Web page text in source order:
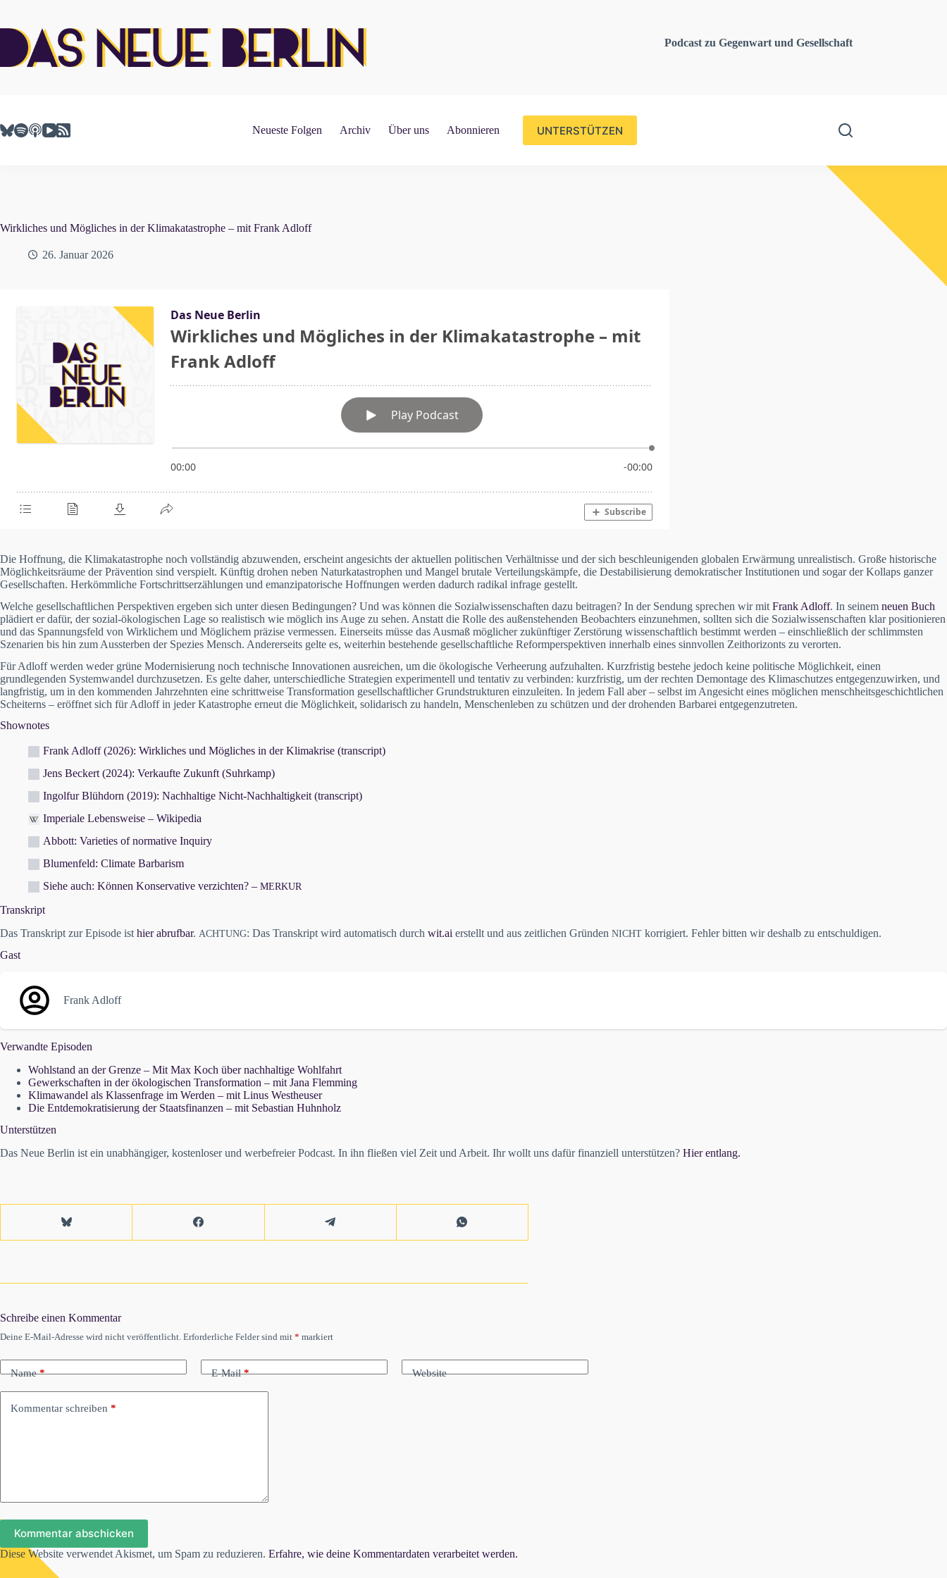
springen
Podcast zu Gegenwart und Gesellschaft
Neueste Folgen Archiv Über uns Abonnieren UNTERSTÜTZEN
Wirkliches und Mögliches in der Klimakatastrophe – mit Frank Adloff
26. Januar 2026
Die Hoffnung, die Klimakatastrophe noch vollständig abzuwenden, erscheint angesichts der aktuellen politischen Verhältnisse und der sich beschleunigenden globalen Erwärmung unrealistisch. Große historische
Möglichkeitsräume der Prävention sind verspielt. Künftig drohen neben Naturkatastrophen und Mangel brutale Verteilungskämpfe, die Destabilisierung demokratischer Institutionen und sogar der Kollaps ganzer
Gesellschaften. Herkömmliche Fortschrittserzählungen und emanzipatorische Hoffnungen werden dadurch radikal infrage gestellt.
Welche gesellschaftlichen Perspektiven ergeben sich unter diesen Bedingungen? Und was können die Sozialwissenschaften dazu beitragen? In der Sendung sprechen wir mit Frank Adloff. In seinem neuen Buch
plädiert er dafür, der sozial-ökologischen Lage so realistisch wie möglich ins Auge zu sehen. Anstatt die Rolle des außenstehenden Beobachters einzunehmen, sollten sich die Sozialwissenschaften klar positionieren
und das Spannungsfeld von Wirklichem und Möglichem präzise vermessen. Einerseits müsse das Ausmaß möglicher zukünftiger Zerstörung wissenschaftlich bestimmt werden – einschließlich der schlimmsten
Szenarien bis hin zum Aussterben der Spezies Mensch. Andererseits gelte es, weiterhin bestehende gesellschaftliche Reformperspektiven innerhalb eines sinnvollen Zeithorizonts zu verorten.
Für Adloff werden weder grüne Modernisierung noch technische Innovationen ausreichen, um die ökologische Verheerung aufzuhalten. Kurzfristig bestehe jedoch keine politische Möglichkeit, einen
grundlegenden Systemwandel durchzusetzen. Es gelte daher, unterschiedliche Strategien experimentell und tentativ zu verbinden: kurzfristig, um der rechten Demontage des Klimaschutzes entgegenzuwirken, und
langfristig, um in den kommenden Jahrzehnten eine schrittweise Transformation gesellschaftlicher Grundstrukturen einzuleiten. In jedem Fall aber – selbst im Angesicht eines möglichen menschheitsgeschichtlichen
Scheiterns – eröffnet sich für Adloff in jeder Katastrophe erneut die Möglichkeit, solidarisch zu handeln, Menschenleben zu schützen und der drohenden Barbarei entgegenzutreten.
Shownotes
Frank Adloff (2026): Wirkliches und Mögliches in der Klimakrise (transcript)
Jens Beckert (2024): Verkaufte Zukunft (Suhrkamp)
Ingolfur Blühdorn (2019): Nachhaltige Nicht-Nachhaltigkeit (transcript)
Imperiale Lebensweise – Wikipedia
Abbott: Varieties of normative Inquiry
Blumenfeld: Climate Barbarism
Siehe auch: Können Konservative verzichten? – MERKUR
Transkript
Das Transkript zur Episode ist hier abrufbar. ACHTUNG: Das Transkript wird automatisch durch wit.ai erstellt und aus zeitlichen Gründen NICHT korrigiert. Fehler bitten wir deshalb zu entschuldigen.
Gast
Frank Adloff
Verwandte Episoden
Wohlstand an der Grenze – Mit Max Koch über nachhaltige Wohlfahrt
Gewerkschaften in der ökologischen Transformation – mit Jana Flemming
Klimawandel als Klassenfrage im Werden – mit Linus Westheuser
Die Entdemokratisierung der Staatsfinanzen – mit Sebastian Huhnholz
Unterstützen
Das Neue Berlin ist ein unabhängiger, kostenloser und werbefreier Podcast. In ihn fließen viel Zeit und Arbeit. Ihr wollt uns dafür finanziell unterstützen? Hier entlang.
Schreibe einen Kommentar
Deine E-Mail-Adresse wird nicht veröffentlicht. Erforderliche Felder sind mit * markiert
Name* E-Mail* Website
Kommentar schreiben *
Kommentar abschicken
Diese Website verwendet Akismet, um Spam zu reduzieren. Erfahre, wie deine Kommentardaten verarbeitet werden.